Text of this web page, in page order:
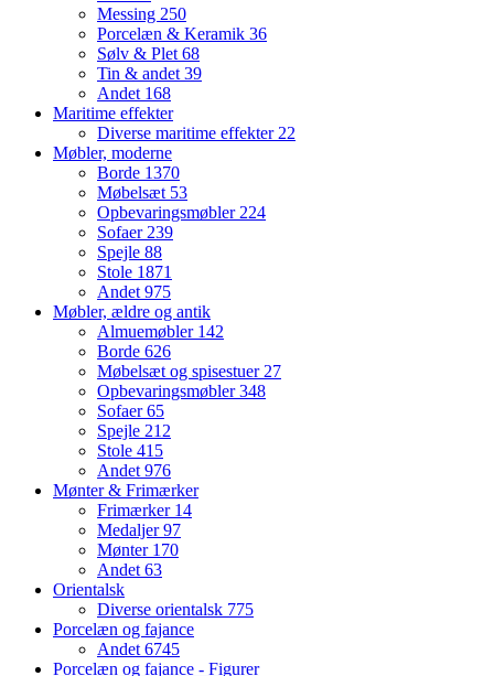
Messing 250
Porcelæn & Keramik 36
Sølv & Plet 68
Tin & andet 39
Andet 168
Maritime effekter
Diverse maritime effekter 22
Møbler, moderne
Borde 1370
Møbelsæt 53
Opbevaringsmøbler 224
Sofaer 239
Spejle 88
Stole 1871
Andet 975
Møbler, ældre og antik
Almuemøbler 142
Borde 626
Møbelsæt og spisestuer 27
Opbevaringsmøbler348
Sofaer65
Spejle 212
Stole 415
Andet 976
Mønter & Frimærker
Frimærker 14
Medaljer97
Mønter 170
Andet 63
Orientalsk
Diverse orientalsk 775
Porcelæn og fajance
Andet 6745
Porcelæn og fajance - Figurer